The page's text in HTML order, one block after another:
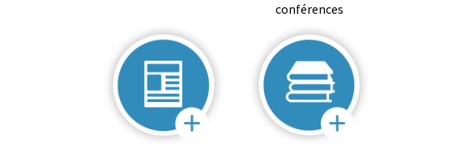
conférences